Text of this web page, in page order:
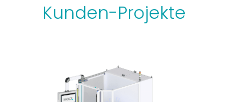
Kunden-Projekte